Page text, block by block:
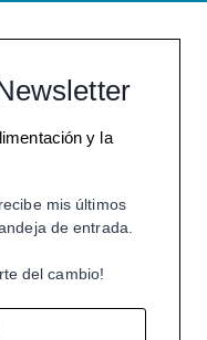
y la
mis últimos
de entrada.
del cambio!